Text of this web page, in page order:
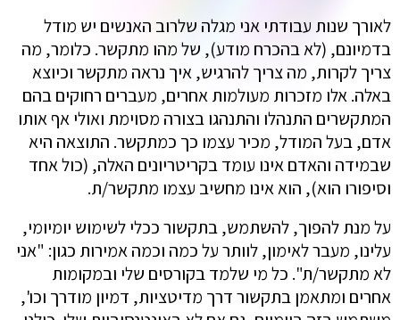
לאורך שנות עבודתי אני מגלה שלרוב האנשים יש מודל
בדמיונם, (לא בהכרח מודע), של מהו מתקשר. כלומר, מה
צריך לקרות, מה צריך להרגיש, איך נראה מתקשר וכיוצא
באלה. אלו מזכרות מעולמות אחרים, מעברים רחוקים בהם
המתקשרים התנהלו והתנהגו בצורה מסוימת ואולי אף אותו
אדם, בעל המודל, מכיר עצמו כך כמתקשר. התוצאה היא
שבמידה והאדם אינו עומד בקריטריונים האלה, (כול אחד
וסיפורו הוא), הוא אינו מחשיב עצמו מתקשר/ת.
על מנת להפוך, להשתמש, בתקשור ככלי לשימוש יומיומי,
עלינו, מעבר לאימון, לוותר על כמה וכמה אמירות כגון: "אני
לא מתקשר/ת". כל מי שלמד בקורסים שלי ובמקומות
אחרים ומתאמן בתקשור דרך מדיטציות, דמיון מודרך וכו',